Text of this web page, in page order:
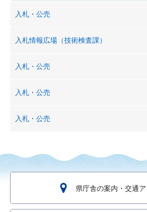
入札・公売
入札情報広場（技術検査課）
入札・公売
入札・公売
入札・公売
県庁舎の案内・交通ア